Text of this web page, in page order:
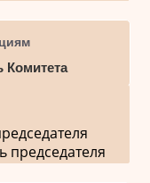
Комитета
председателя